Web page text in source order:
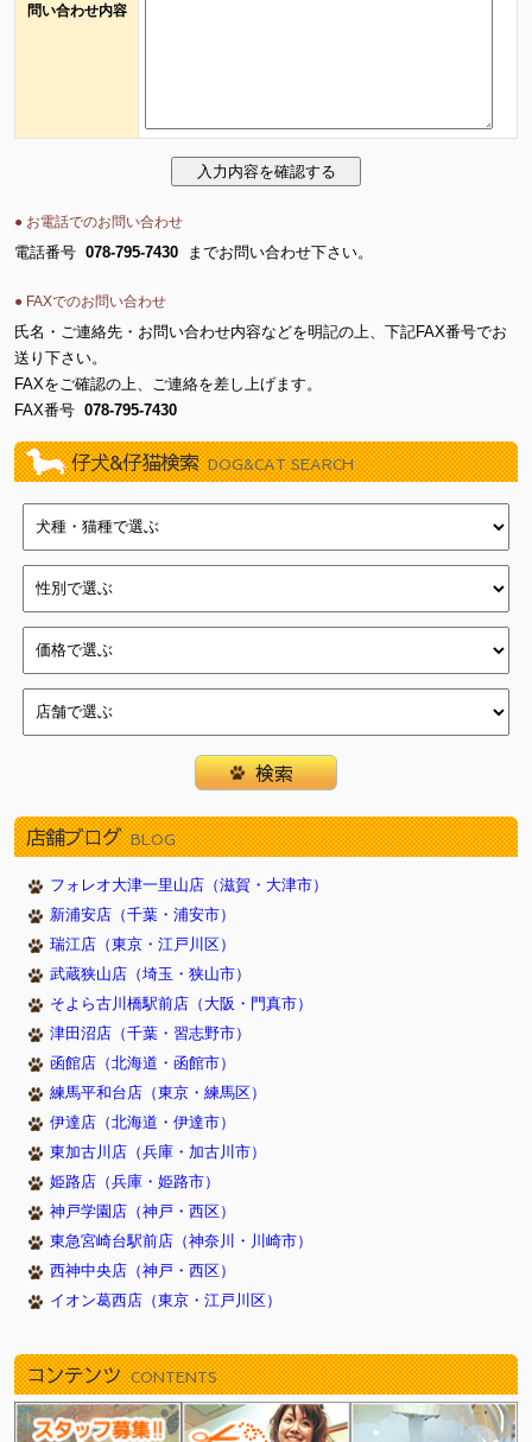
問い合わせ内容
● お電話でのお問い合わせ
電話番号 078-795-7430 までお問い合わせ下さい。
● FAXでのお問い合わせ
氏名・ご連絡先・お問い合わせ内容などを明記の上、下記FAX番号でお
送り下さい。
FAXをご確認の上、ご連絡を差し上げます。
FAX番号 078-795-7430
仔犬&仔猫検索 DOG&CAT SEARCH
店舗ブログ BLOG
フォレオ大津一里山店（滋賀・大津市）
新浦安店（千葉・浦安市）
瑞江店（東京・江戸川区）
武蔵狭山店（埼玉・狭山市）
そよら古川橋駅前店（大阪・門真市）
津田沼店（千葉・習志野市）
函館店（北海道・函館市）
練馬平和台店（東京・練馬区）
伊達店（北海道・伊達市）
東加古川店（兵庫・加古川市）
姫路店（兵庫・姫路市）
神戸学園店（神戸・西区）
東急宮崎台駅前店（神奈川・川崎市）
西神中央店（神戸・西区）
イオン葛西店（東京・江戸川区）
コンテンツ CONTENTS